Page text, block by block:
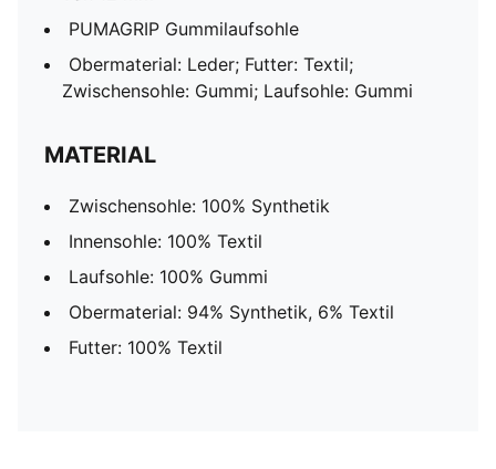
PUMAGRIP Gummilaufsohle
Obermaterial: Leder; Futter: Textil;
Zwischensohle: Gummi; Laufsohle: Gummi
MATERIAL
Zwischensohle: 100% Synthetik
Innensohle: 100% Textil
Laufsohle: 100% Gummi
Obermaterial: 94% Synthetik, 6% Textil
Futter: 100% Textil